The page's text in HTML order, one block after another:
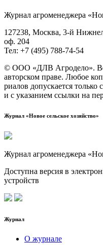
Жур­нал агро­ме­не­дже­ра
127238, Москва, 3‑й
оф. 204
Тел: +7 (495) 788‑74‑54
© ООО «ДЛВ Агро­де­ло».
автор­ском пра­ве. Любое
ри­а­лов допус­ка­ет­ся толь­ко
и с ука­за­ни­ем ссыл­ки на
Журнал «Новое сельское хозяйство»
Журнал агроменеджера
Доступна версия в
устройств
Журнал
О журнале